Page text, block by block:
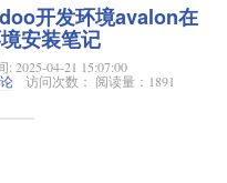
开发环境avalon在
安装笔记
: 2025-04-21 15:07:00
访问次数： 阅读量：1891